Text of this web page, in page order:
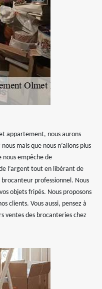
appartement, nous aurons
mais que nous n’allons plus
nous empêche de
l’argent tout en libérant de
professionnel. Nous
objets fripés. Nous proposons
clients. Vous aussi, pensez à
ventes des brocanteries chez